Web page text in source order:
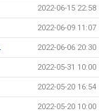
2022-06-15 22:58
2022-06-09 11:07
2022-06-06 20:30
2022-05-31 10:00
2022-05-20 16:54
2022-05-20 10:00